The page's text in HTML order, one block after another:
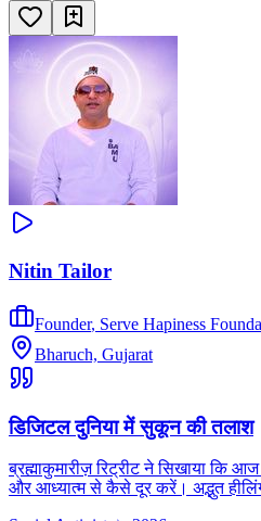
Nitin Tailor
Founder, Serve Hapiness
Bharuch, Gujarat
डिजिटल दुनिया में सुकून की तलाश
ब्रह्माकुमारीज़ रिट्रीट ने सिखाया कि
और आध्यात्म से कैसे दूर करें। अद्भुत